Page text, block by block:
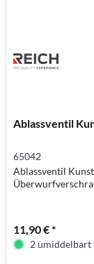
Ablassventil
65042
Ablassventil
11,90 € *
2 umiddelbart